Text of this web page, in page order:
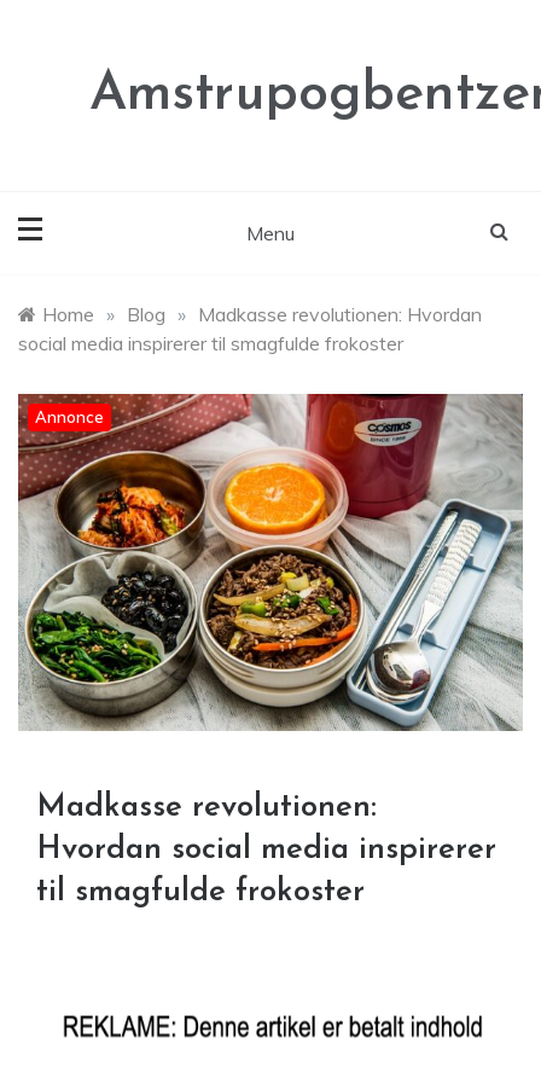
Menu
Home » Blog » Madkasse revolutionen: Hvordan
social media inspirerer til smagfulde frokoster
Annonce
Madkasse revolutionen:
Hvordan social media inspirerer
til smagfulde frokoster